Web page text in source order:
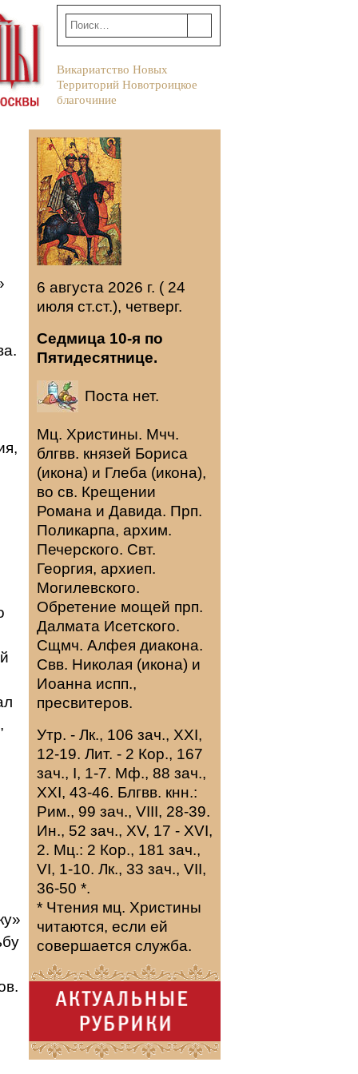
Викариатство Новых
Территорий Новотроицкое
благочиние
6 августа 2026 г. ( 24
июля ст.ст.), четверг.
Седмица 10-я по
Пятидесятнице.
Поста нет.
Мц. Христины. Мчч.
блгвв. князей Бориса
(икона) и Глеба (икона),
во св. Крещении
Романа и Давида. Прп.
Поликарпа, архим.
Печерского. Свт.
Георгия, архиеп.
Могилевского.
Обретение мощей прп.
Далмата Исетского.
Сщмч. Алфея диакона.
Свв. Николая (икона) и
Иоанна испп.,
пресвитеров.
Утр. - Лк., 106 зач., XXI,
12-19. Лит. - 2 Кор., 167
зач., I, 1-7. Мф., 88 зач.,
XXI, 43-46. Блгвв. кнн.:
Рим., 99 зач., VIII, 28-39.
Ин., 52 зач., XV, 17 - XVI,
2. Мц.: 2 Кор., 181 зач.,
VI, 1-10. Лк., 33 зач., VII,
36-50 *.
* Чтения мц. Христины
читаются, если ей
совершается служба.